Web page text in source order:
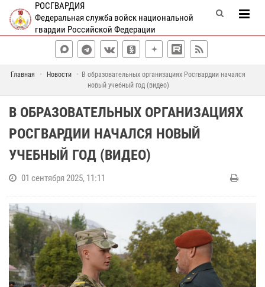
РОСГВАРДИЯ
Федеральная служба войск национальной
гвардии Российской Федерации
Главная Новости
В образовательных организациях Росгвардии начался
новый учебный год (видео)
В ОБРАЗОВАТЕЛЬНЫХ ОРГАНИЗАЦИЯХ
РОСГВАРДИИ НАЧАЛСЯ НОВЫЙ
УЧЕБНЫЙ ГОД (ВИДЕО)
01 сентября 2025, 11:11